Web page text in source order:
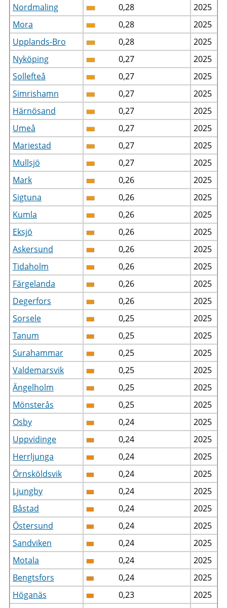
Nordmaling
0,28
2025
Mora
0,28
2025
Upplands-Bro
0,28
2025
Nyköping
0,27
2025
Sollefteå
0,27
2025
Simrishamn
0,27
2025
Härnösand
0,27
2025
Umeå
0,27
2025
Mariestad
0,27
2025
Mullsjö
0,27
2025
Mark
0,26
2025
Sigtuna
0,26
2025
Kumla
0,26
2025
Eksjö
0,26
2025
Askersund
0,26
2025
Tidaholm
0,26
2025
Färgelanda
0,26
2025
Degerfors
0,26
2025
Sorsele
0,25
2025
Tanum
0,25
2025
Surahammar
0,25
2025
Valdemarsvik
0,25
2025
Ängelholm
0,25
2025
Mönsterås
0,25
2025
Osby
0,24
2025
Uppvidinge
0,24
2025
Herrljunga
0,24
2025
Örnsköldsvik
0,24
2025
Ljungby
0,24
2025
Båstad
0,24
2025
Östersund
0,24
2025
Sandviken
0,24
2025
Motala
0,24
2025
Bengtsfors
0,24
2025
Höganäs
0,23
2025